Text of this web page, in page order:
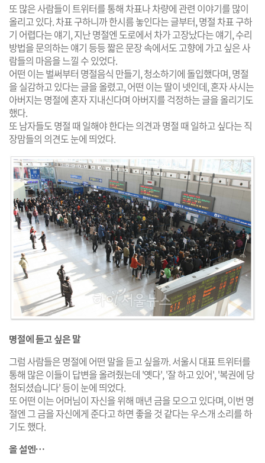
또 많은 사람들이 트위터를 통해 차표나 차량에 관련 이야기를 많이
올리고 있다. 차표 구하니까 한시름 놓인다는 글부터, 명절 차표 구하
기 어렵다는 얘기, 지난 명절엔 도로에서 차가 고장났다는 얘기, 수리
방법을 문의하는 얘기 등등 짧은 문장 속에서도 고향에 가고 싶은 사
람들의 마음을 느낄 수 있었다.
어떤 이는 벌써부터 명절음식 만들기, 청소하기에 돌입했다며, 명절
을 실감하고 있다는 글을 올렸고, 어떤 이는 딸이 넷인데, 혼자 사시는
아버지는 명절에 혼자 지내신다며 아버지를 걱정하는 글을 올리기도
했다.
또 남자들도 명절 때 일해야 한다는 의견과 명절 때 일하고 싶다는 직
장맘들의 의견도 눈에 띄었다.
명절에 듣고 싶은 말
그럼 사람들은 명절에 어떤 말을 듣고 싶을까. 서울시 대표 트위터를
통해 많은 이들이 답변을 올려줬는데 '옛다', '잘 하고 있어', '복권에 당
첨되셨습니다' 등이 눈에 띄었다.
또 어떤 이는 어머님이 자신을 위해 매년 금을 모으고 있다며, 이번 명
절엔 그 금을 자신에게 준다고 하면 좋을 것 같다는 우스개 소리를 하
기도 했다.
올 설엔…